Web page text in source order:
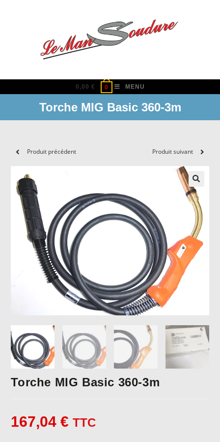
0,00 € 0 MENU
Torche MIG Basic 360-3m
Produit précédent Produit suivant
Torche MIG Basic 360-3m
167,04€ TTC